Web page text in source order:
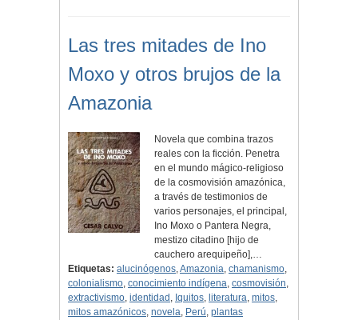
Las tres mitades de Ino
Moxo y otros brujos de la
Amazonia
Novela que combina trazos
reales con la ficción. Penetra
en el mundo mágico-religioso
de la cosmovisión amazónica,
a través de testimonios de
varios personajes, el principal,
Ino Moxo o Pantera Negra,
mestizo citadino [hijo de
cauchero arequipeño],…
Etiquetas: alucinógenos,Amazonia, chamanismo,
colonialismo, conocimiento indígena, cosmovisión,
extractivismo, identidad , Iquitos, literatura, mitos,
mitos amazónicos, novela, Perú, plantas